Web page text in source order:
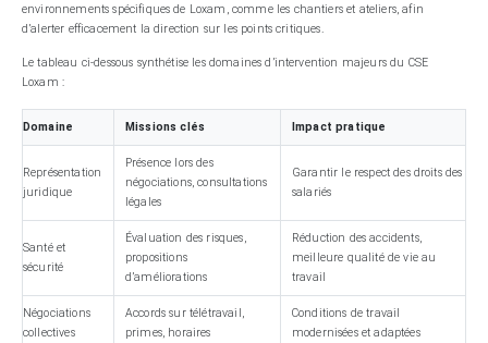
environnements spécifiques de Loxam, comme les chantiers et ateliers, afin
d’alerter efficacement la direction sur les points critiques.
Le tableau ci-dessous synthétise les domaines d’intervention majeurs du CSE
Loxam :
Domaine Missions clés Impact pratique
Représentation
juridique
Présence lors des
négociations, consultations
légales
Garantir le respect des droits des
salariés
Santé et
sécurité
Évaluation des risques,
propositions
d’améliorations
Réduction des accidents,
meilleure qualité de vie au
travail
Négociations
collectives
Accords sur télétravail,
primes, horaires
Conditions de travail
modernisées et adaptées